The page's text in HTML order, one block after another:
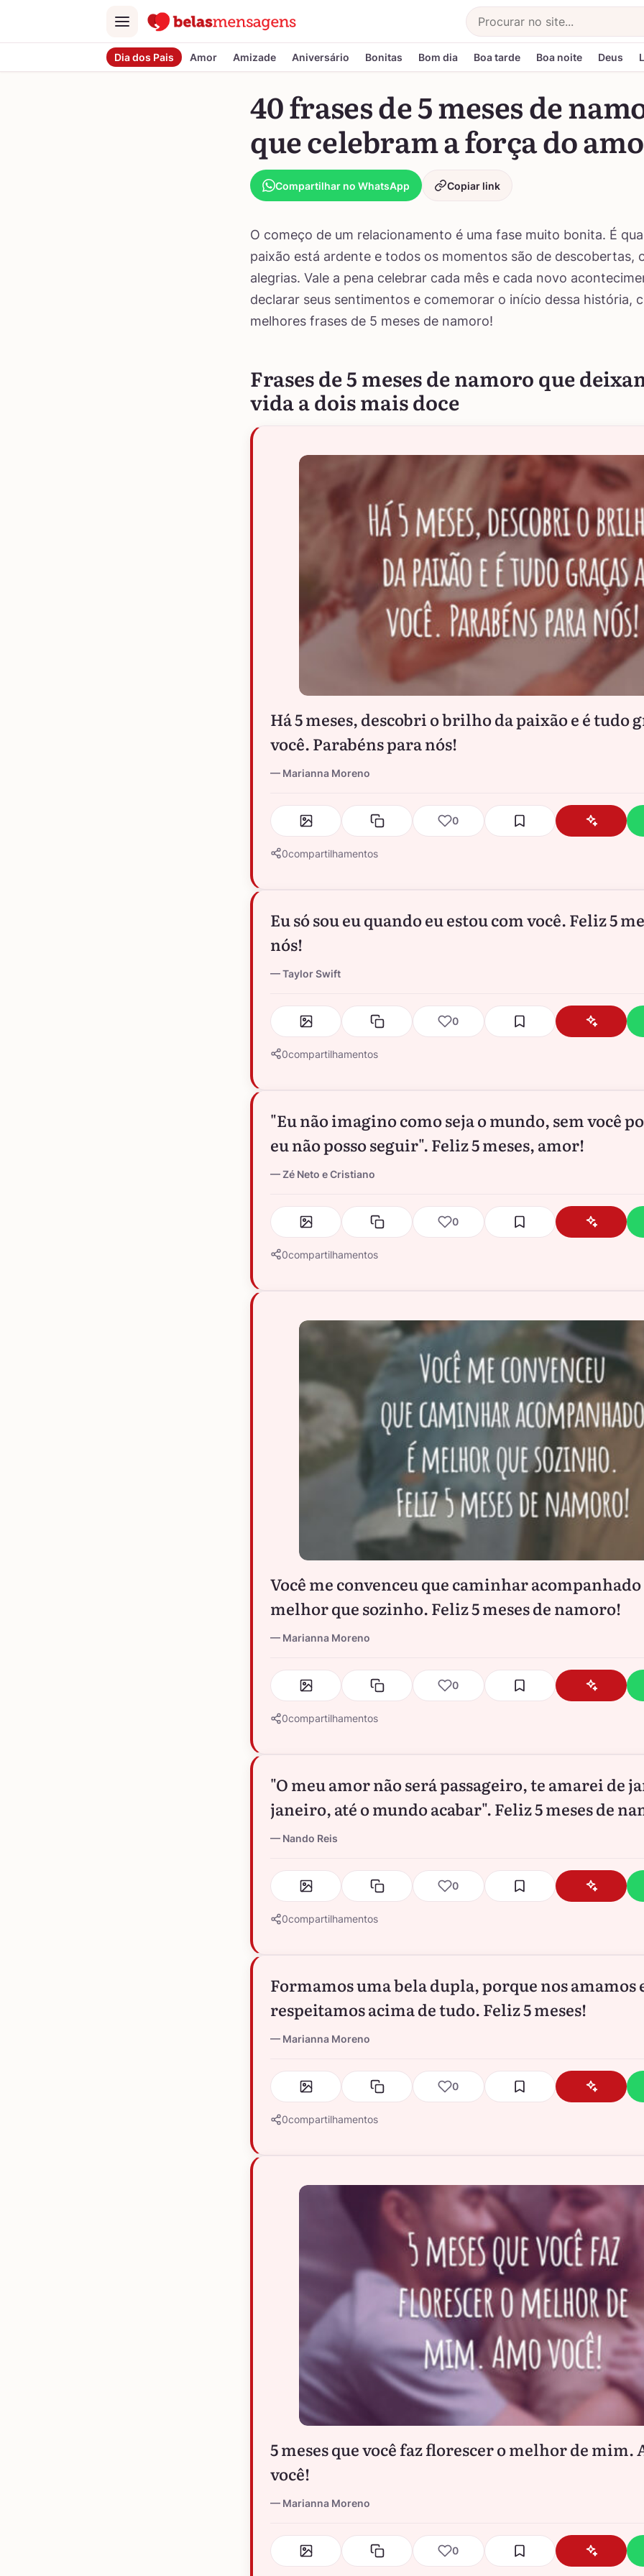
Menu
Buscar
Dia dos Pais Amor Amizade Aniversário Bonitas Bom dia Boa tarde Boa noite Deus
40 frases de 5 meses de
que celebram a força do
Compartilhar no WhatsApp Copiar link
O começo de um relacionamento é uma fase muito bonita. É
paixão está ardente e todos os momentos são de descobertas,
alegrias. Vale a pena celebrar cada mês e cada novo
declarar seus sentimentos e comemorar o início dessa história,
melhores frases de 5 meses de namoro!
Frases de 5 meses de namoro que
vida a dois mais doce
Há 5 meses, descobri o brilho da paixão e é tudo
você. Parabéns para nós!
Marianna Moreno
0
0compartilhamentos
Eu só sou eu quando eu estou com você. Feliz 5
nós!
Taylor Swift
0
0compartilhamentos
"Eu não imagino como seja o mundo, sem você
eu não posso seguir". Feliz 5 meses, amor!
Zé Neto e Cristiano
0
0compartilhamentos
Você me convenceu que caminhar acompanhado
melhor que sozinho. Feliz 5 meses de namoro!
Marianna Moreno
0
0compartilhamentos
"O meu amor não será passageiro, te amarei de
janeiro, até o mundo acabar". Feliz 5 meses de
Nando Reis
0
0compartilhamentos
Formamos uma bela dupla, porque nos amamos
respeitamos acima de tudo. Feliz 5 meses!
Marianna Moreno
0
0compartilhamentos
5 meses que você faz florescer o melhor de mim.
você!
Marianna Moreno
0